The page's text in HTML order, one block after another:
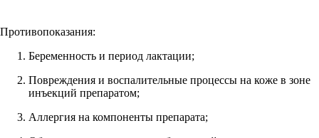
Противопоказания:
Беременность и период лактации;
Повреждения и воспалительные процессы на коже в зоне
инъекций препаратом;
Аллергия на компоненты препарата;